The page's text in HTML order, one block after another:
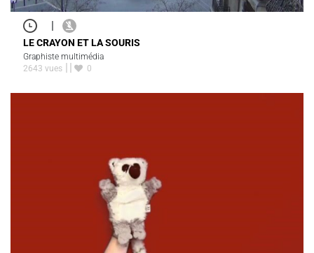
|
LE CRAYON ET LA SOURIS
Graphiste multimédia
2643 vues
0